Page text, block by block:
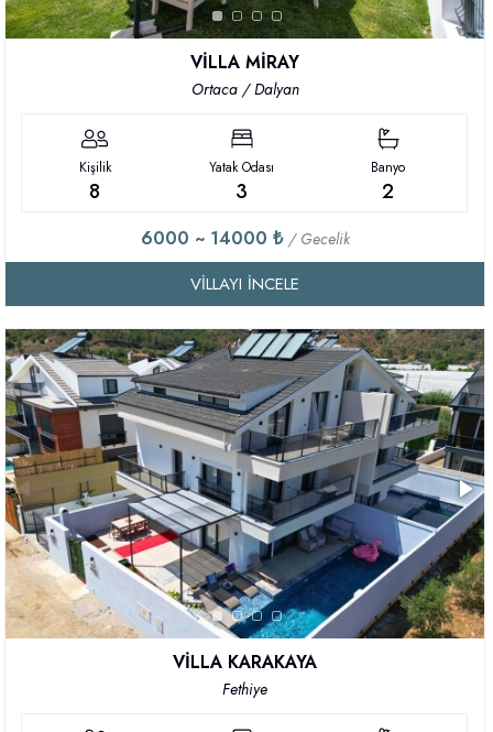
VİLLA MİRAY
Ortaca / Dalyan
Kişilik
8
Yatak Odası
3
Banyo
2
6000 ~ 14000 ₺ / Gecelik
VILLAYI İNCELE
VİLLA KARAKAYA
Fethiye